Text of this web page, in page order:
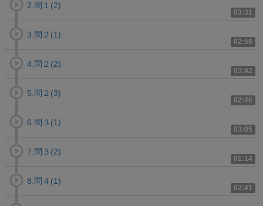
03:31
2.問１(2)
02:58
3.問２(1)
03:42
4.問２(2)
02:46
5.問２(3)
03:05
6.問３(1)
01:14
7.問３(2)
02:41
8.問４(1)